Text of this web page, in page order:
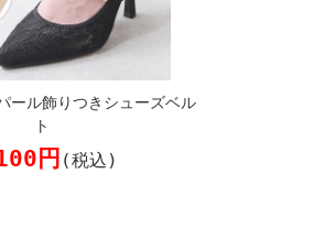
ール飾りつきシューズベル
ト
円 (税込)